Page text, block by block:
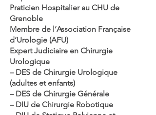
Praticien Hospitalier au CHU de
Grenoble
Membre de l’Association Française
d’Urologie (AFU)
Expert Judiciaire en Chirurgie
Urologique
– DES de Chirurgie Urologique
(adultes et enfants)
– DES de Chirurgie Générale
– DIU de Chirurgie Robotique